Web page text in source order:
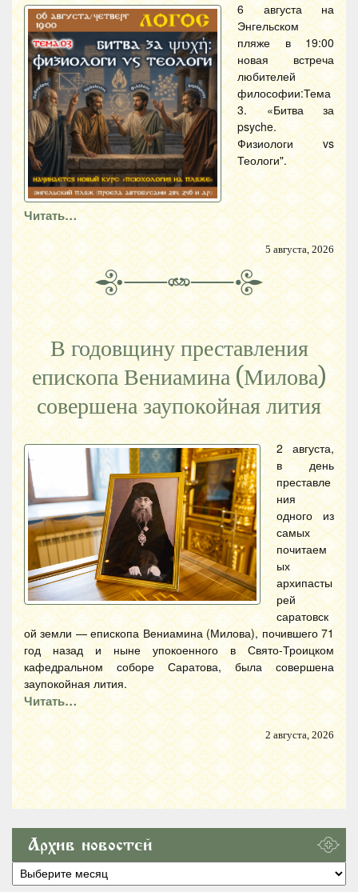
6 августа на
Энгельском
пляже в 19:00
новая встреча
любителей
философии:Тема
3. «Битва за
psyche.
Физиологи vs
Теологи".
Читать…
5 августа, 2026
В годовщину преставления
епископа Вениамина (Милова)
совершена заупокойная лития
2 августа,
в день
преставле
ния
одного из
самых
почитаем
ых
архипасты
рей
саратовск
ой земли — епископа Вениамина (Милова), почившего 71
год назад и ныне упокоенного в Свято-Троицком
кафедральном соборе Саратова, была совершена
заупокойная лития.
Читать…
2 августа, 2026
Архив новостей
Архив
новостей